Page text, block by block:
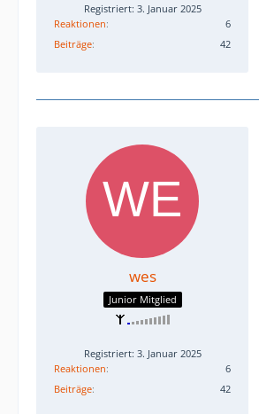
Registriert: 3. Januar 2025
Reaktionen
6
Beiträge
42
wes
Junior Mitglied
Registriert: 3. Januar 2025
Reaktionen
6
Beiträge
42